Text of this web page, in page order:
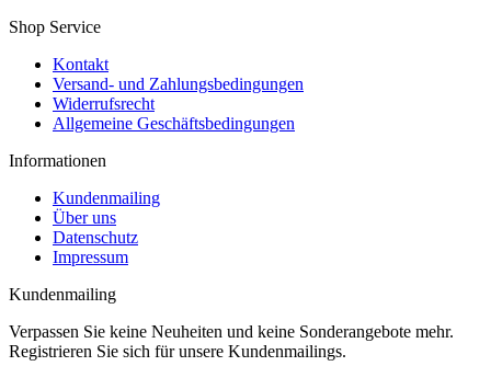
Shop Service
Kontakt
Versand- und Zahlungsbedingungen
Widerrufsrecht
Allgemeine Geschäftsbedingungen
Informationen
Kundenmailing
Über uns
Datenschutz
Impressum
Kundenmailing
Verpassen Sie keine Neuheiten und keine Sonderangebote mehr.
Registrieren Sie sich für unsere Kundenmailings.